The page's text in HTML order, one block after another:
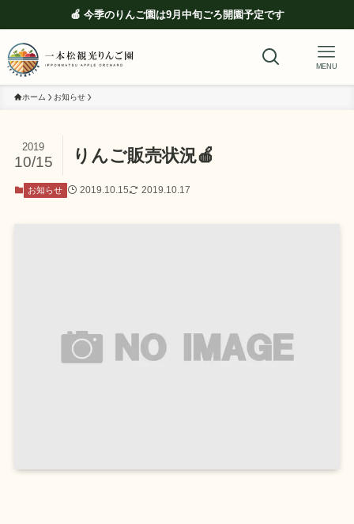
🍎 今季のりんご園は9月中旬ごろ開園予定です
MENU
ホーム お知らせ
りんご販売状況🍎
2019
10/15
お知らせ 2019.10.15 2019.10.17